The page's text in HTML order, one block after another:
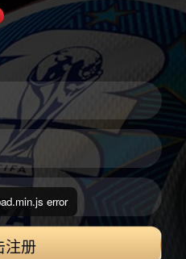
注册
error